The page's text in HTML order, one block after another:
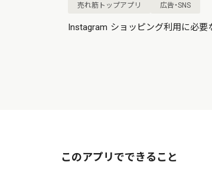
売れ筋トップアプリ 広告・SNS
Instagram ショッピング利用に必要
このアプリでできること